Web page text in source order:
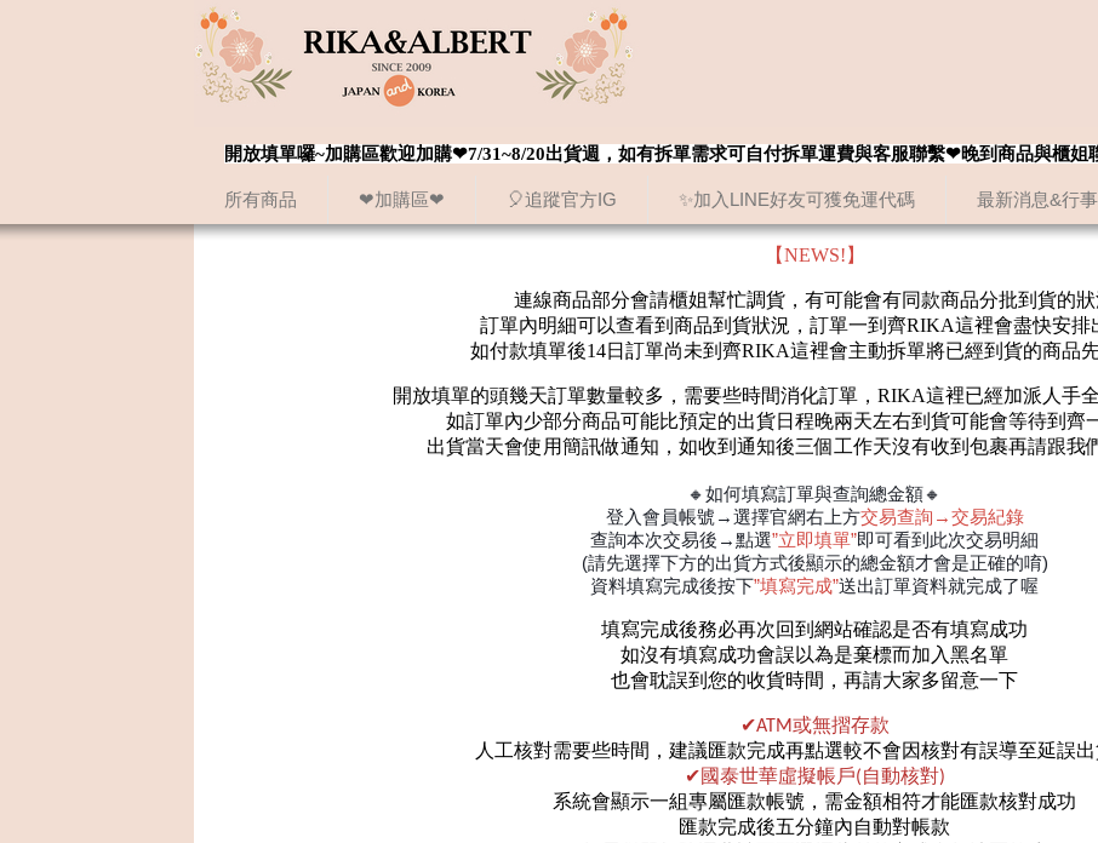
所有商品 ❤加購區❤ 🎈追蹤官方IG ✨加入LINE好友可獲免運代碼 最新消息&行
開放填單囉~加購區歡迎加購❤7/31~8/20出貨週，如有拆單需求可自付拆單運費與客服聯繫❤晚到商品與櫃姐